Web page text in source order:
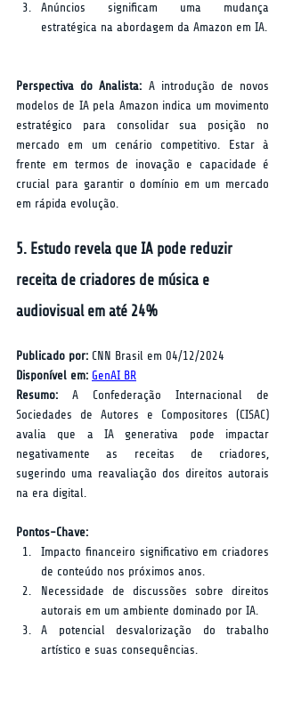
Anúncios significam uma mudança
estratégica na abordagem da Amazon em IA.
Perspectiva do Analista: A introdução de novos
modelos de IA pela Amazon indica um movimento
estratégico para consolidar sua posição no
mercado em um cenário competitivo. Estar à
frente em termos de inovação e capacidade é
crucial para garantir o domínio em um mercado
em rápida evolução.
5. Estudo revela que IA pode reduzir
receita de criadores de música e
audiovisual em até 24%
Publicado por: CNN Brasil em 04/12/2024
Disponível em: GenAI BR
Resumo: A Confederação Internacional de
Sociedades de Autores e Compositores (CISAC)
avalia que a IA generativa pode impactar
negativamente as receitas de criadores,
sugerindo uma reavaliação dos direitos autorais
na era digital.
Pontos-Chave:
Impacto financeiro significativo em criadores
de conteúdo nos próximos anos.
Necessidade de discussões sobre direitos
autorais em um ambiente dominado por IA.
A potencial desvalorização do trabalho
artístico e suas consequências.